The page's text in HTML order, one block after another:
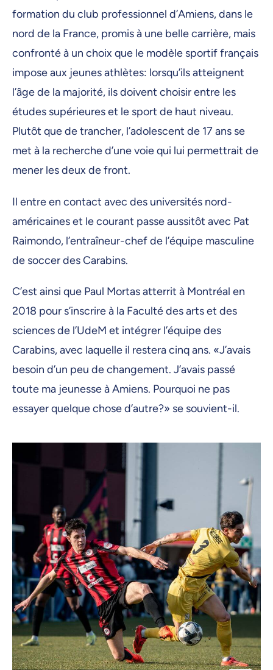
formation du club professionnel d’Amiens, dans le
nord de la France, promis à une belle carrière, mais
confronté à un choix que le modèle sportif français
impose aux jeunes athlètes: lorsqu’ils atteignent
l’âge de la majorité, ils doivent choisir entre les
études supérieures et le sport de haut niveau.
Plutôt que de trancher, l’adolescent de 17 ans se
met à la recherche d’une voie qui lui permettrait de
mener les deux de front.
Il entre en contact avec des universités nord-
américaines et le courant passe aussitôt avec Pat
Raimondo, l’entraîneur-chef de l’équipe masculine
de soccer des Carabins.
C’est ainsi que Paul Mortas atterrit à Montréal en
2018 pour s’inscrire à la Faculté des arts et des
sciences de l’UdeM et intégrer l’équipe des
Carabins, avec laquelle il restera cinq ans. «J’avais
besoin d’un peu de changement. J’avais passé
toute ma jeunesse à Amiens. Pourquoi ne pas
essayer quelque chose d’autre?» se souvient-il.